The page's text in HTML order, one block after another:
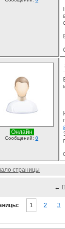
Онлайн
Сообщений: 0
страницы
←
1 2 3